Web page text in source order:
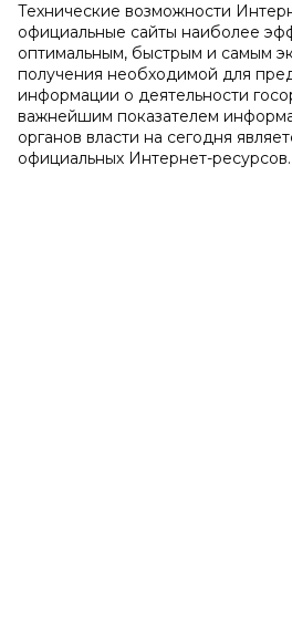
Технические возможности
официальные сайты наиболее
оптимальным, быстрым и самым
получения необходимой для
информации о деятельности
важнейшим показателем
органов власти на сегодня
официальных Интернет-ресурсов.